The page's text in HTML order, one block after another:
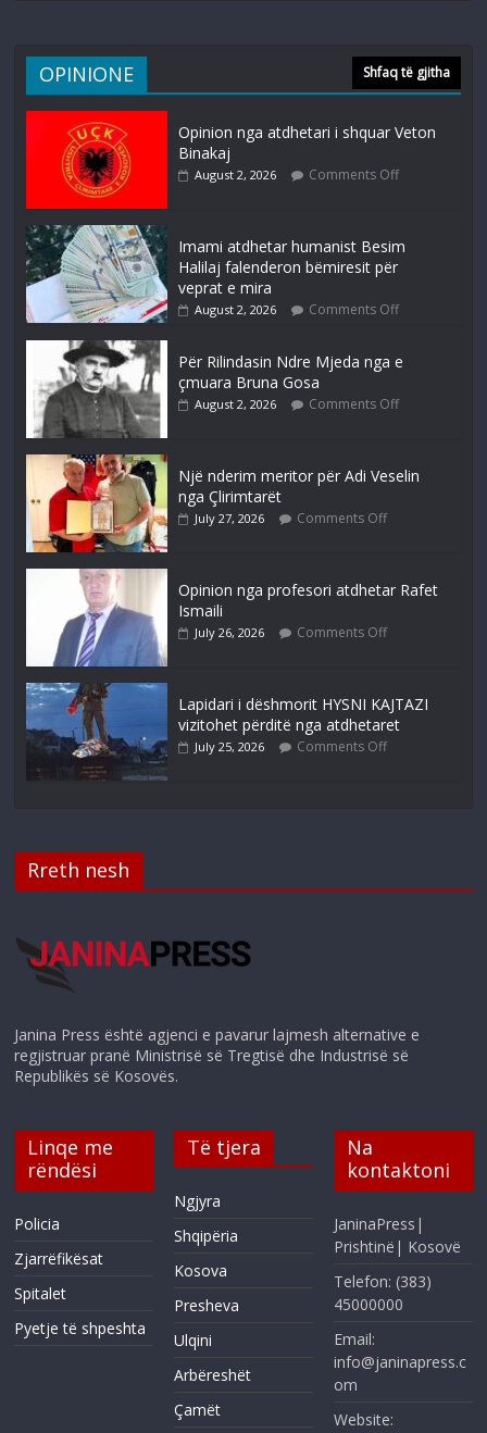
OPINIONE Shfaq të gjitha
Opinion nga atdhetari i shquar Veton
Binakaj
August 2, 2026 Comments Off
Imami atdhetar humanist Besim
Halilaj falenderon bëmiresit për
veprat e mira
August 2, 2026 Comments Off
Për Rilindasin Ndre Mjeda nga e
çmuara Bruna Gosa
August 2, 2026 Comments Off
Një nderim meritor për Adi Veselin
nga Çlirimtarët
July 27, 2026 Comments Off
Opinion nga profesori atdhetar Rafet
Ismaili
July 26, 2026 Comments Off
Lapidari i dëshmorit HYSNI KAJTAZI
vizitohet përditë nga atdhetaret
July 25, 2026 Comments Off
Rreth nesh
Janina Press është agjenci e pavarur lajmesh alternative e
regjistruar pranë Ministrisë së Tregtisë dhe Industrisë së
Republikës së Kosovës.
Linqe me
rëndësi
Policia
Zjarrëfikësat
Spitalet
Pyetje të shpeshta
Të tjera
Ngjyra
Shqipëria
Kosova
Presheva
Ulqini
Arbëreshët
Çamët
Na
kontaktoni
JaninaPress|
Prishtinë| Kosovë
Telefon: (383)
45000000
Email:
info@janinapress.c
om
Website: